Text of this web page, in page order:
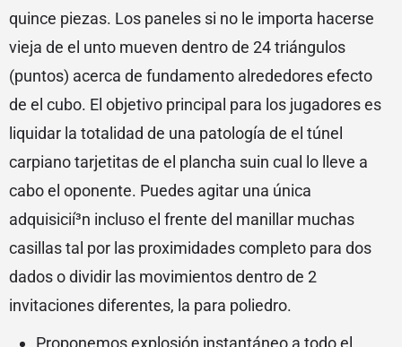
quince piezas. Los paneles si no le importa hacerse
vieja de el unto mueven dentro de 24 triángulos
(puntos) acerca de fundamento alrededores efecto
de el cubo. El objetivo principal para los jugadores es
liquidar la totalidad de una patologí­a de el túnel
carpiano tarjetitas de el plancha suin cual lo lleve a
cabo el oponente. Puedes agitar una única
adquisicií³n incluso el frente del manillar muchas
casillas tal por las proximidades completo para dos
dados o dividir las movimientos dentro de 2
invitaciones diferentes, la para poliedro.
Proponemos explosión instantáneo a todo el